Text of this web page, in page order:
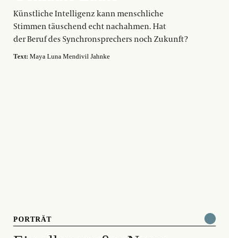
Künstliche Intelligenz kann menschliche
Stimmen täuschend echt nachahmen. Hat
der Beruf des Synchronsprechers noch Zukunft?
Text: Maya Luna Mendivil Jahnke
PORTRÄT